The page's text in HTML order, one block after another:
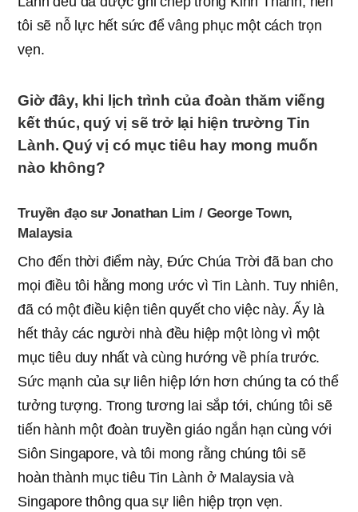
tôi sẽ nỗ lực hết sức để vâng phục một cách trọn
vẹn.
Giờ đây, khi lịch trình của đoàn thăm viếng
kết thúc, quý vị sẽ trở lại hiện trường Tin
Lành. Quý vị có mục tiêu hay mong muốn
nào không?
Truyền đạo sư Jonathan Lim / George Town,
Malaysia
Cho đến thời điểm này, Đức Chúa Trời đã ban cho
mọi điều tôi hằng mong ước vì Tin Lành. Tuy nhiên,
đã có một điều kiện tiên quyết cho việc này. Ấy là
hết thảy các người nhà đều hiệp một lòng vì một
mục tiêu duy nhất và cùng hướng về phía trước.
Sức mạnh của sự liên hiệp lớn hơn chúng ta có thể
tưởng tượng. Trong tương lai sắp tới, chúng tôi sẽ
tiến hành một đoàn truyền giáo ngắn hạn cùng với
Siôn Singapore, và tôi mong rằng chúng tôi sẽ
hoàn thành mục tiêu Tin Lành ở Malaysia và
Singapore thông qua sự liên hiệp trọn vẹn.